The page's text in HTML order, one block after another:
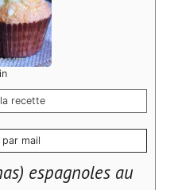
recette
mail
espagnoles au